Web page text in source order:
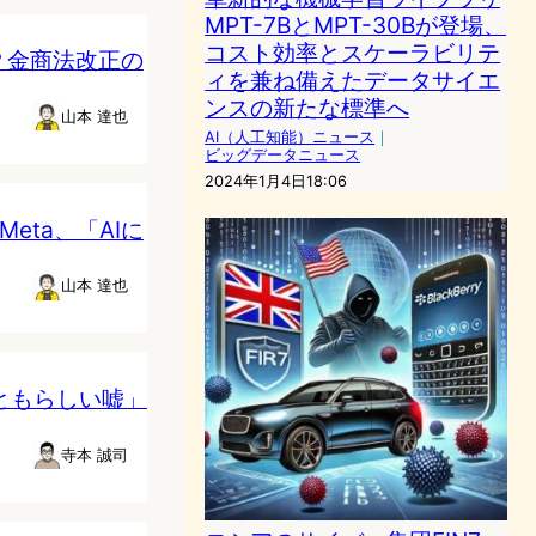
商法改正の
山本 達也
、「AIに
山本 達也
らしい嘘」
寺本 誠司
MPT-7BとMPT-30Bが登場、
コスト効率とスケーラビリテ
ィを兼ね備えたデータサイエ
ンスの新たな標準へ
AI（人工知能）ニュース ｜
ビッグデータニュース
2024年1月4日18:06